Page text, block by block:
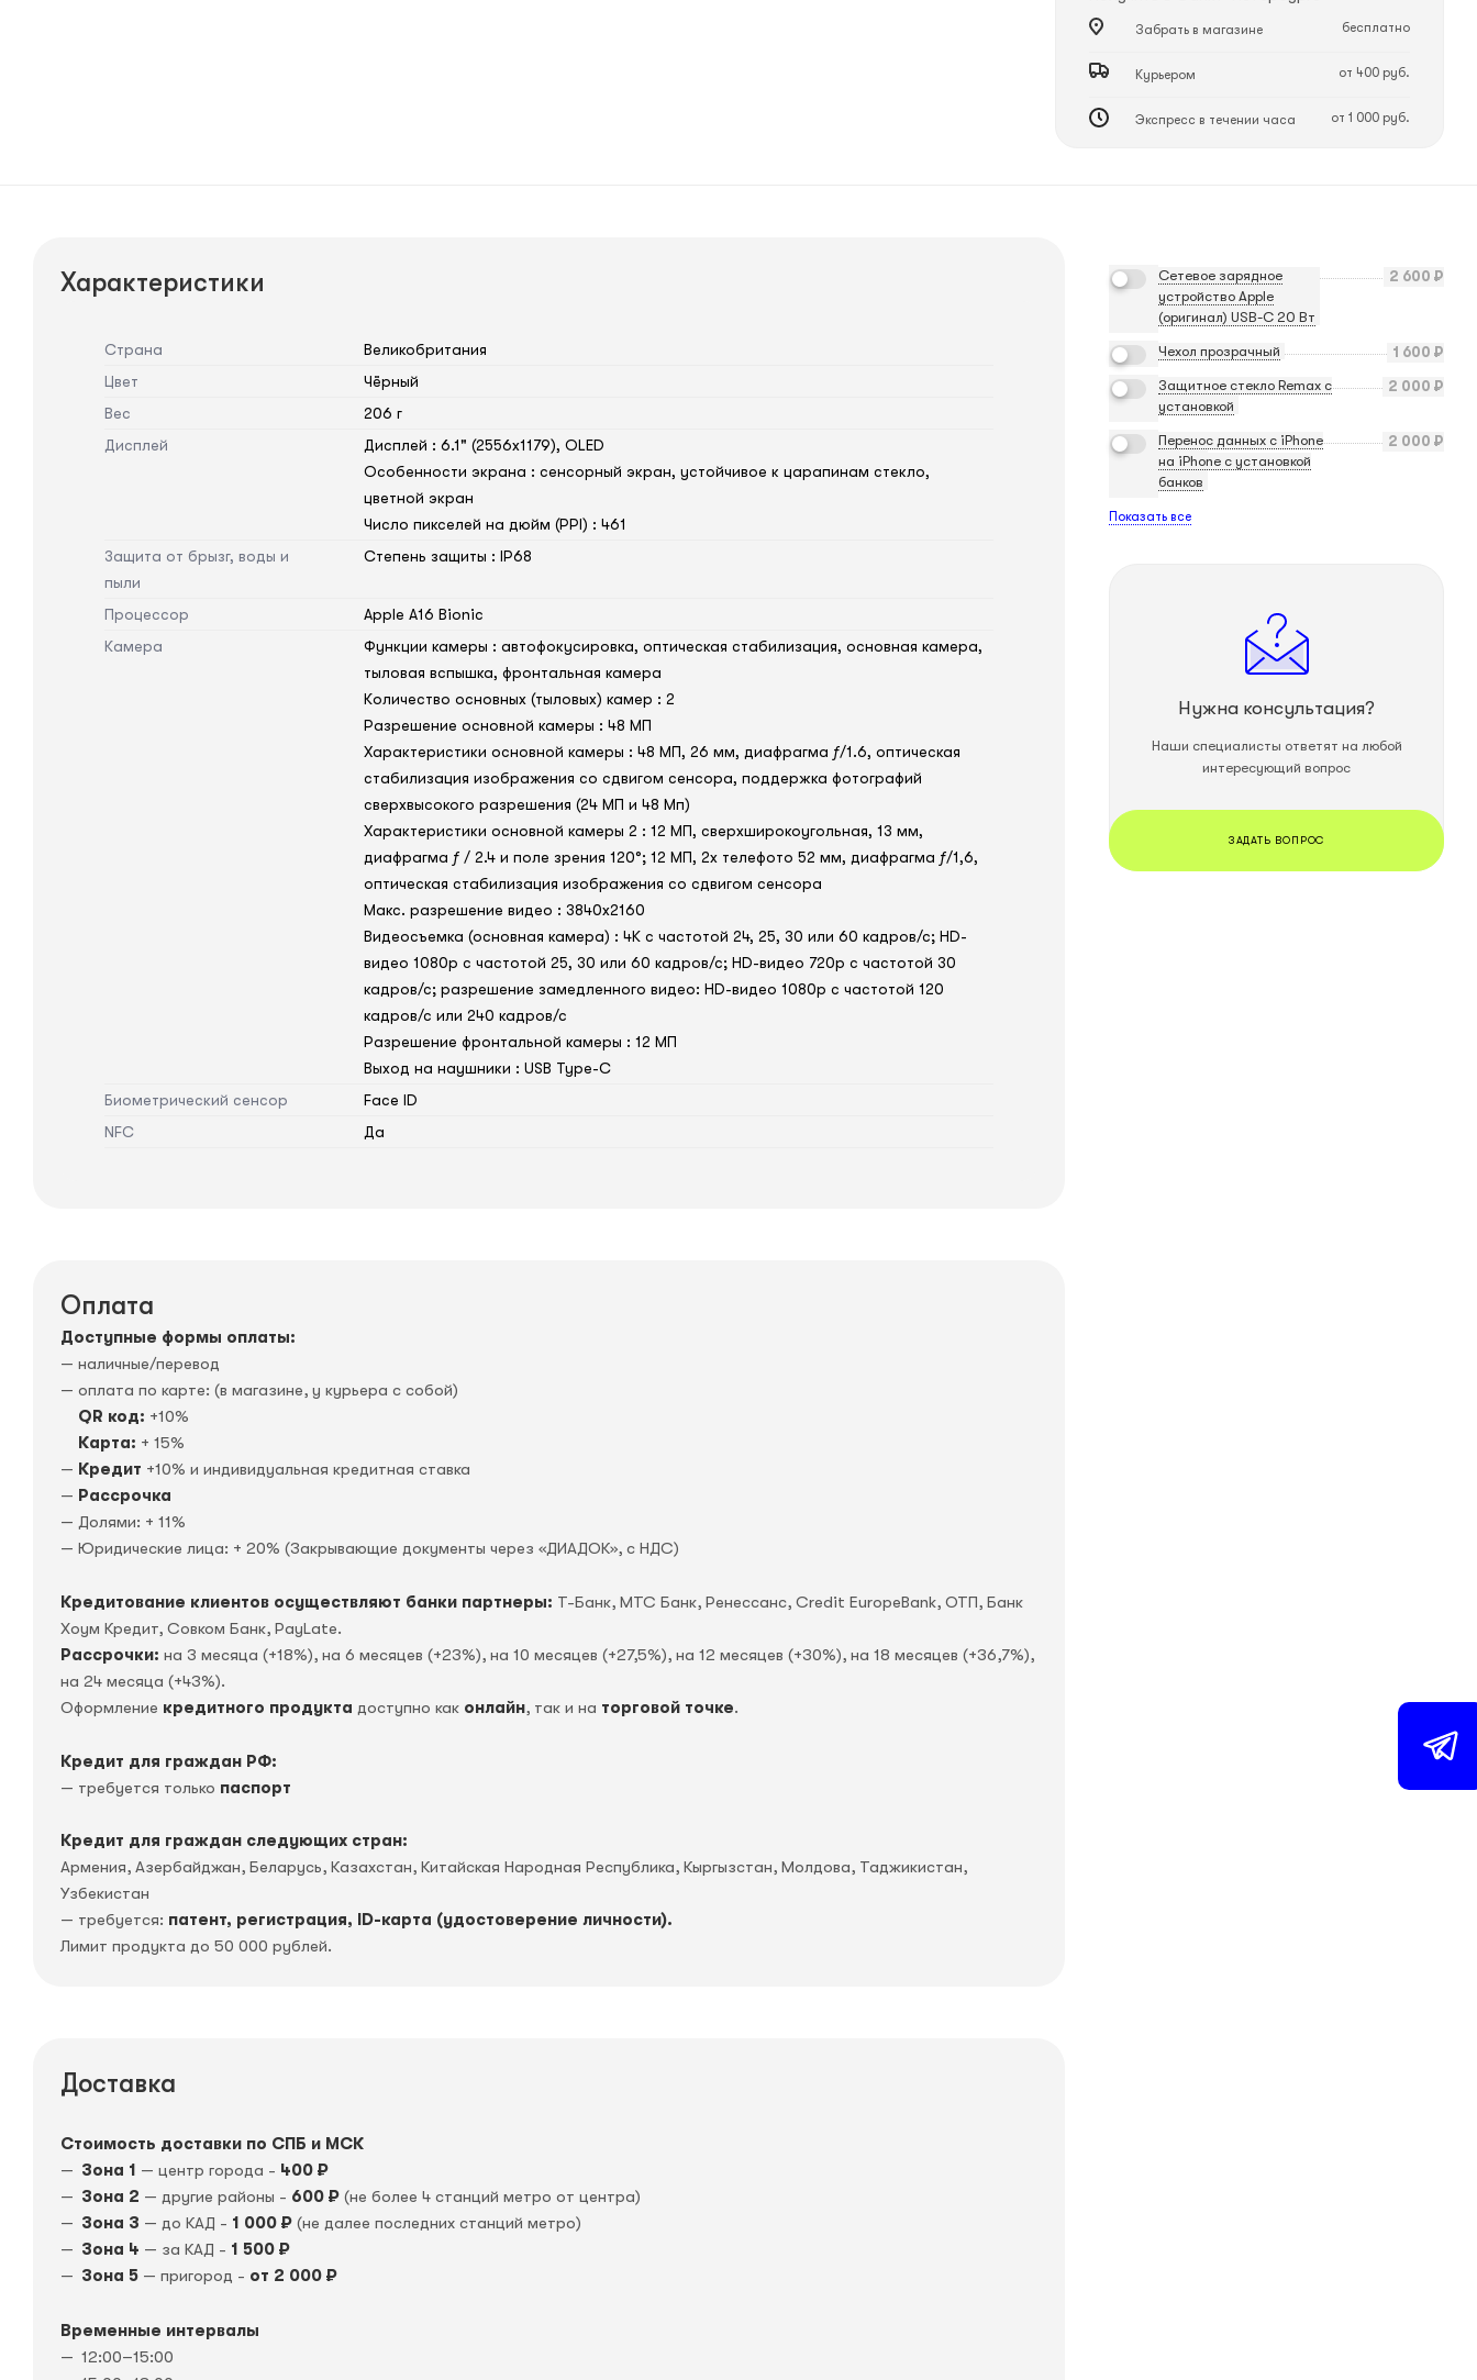
Забрать в магазине бесплатно
Курьером от 400 руб.
Экспресс в течении часа от 1 000 руб.
Характеристики
Страна
Великобритания
Цвет
Чёрный
Вес
206 г
Дисплей
Дисплей : 6.1" (2556x1179), OLED
Особенности экрана : сенсорный экран, устойчивое к царапинам стекло,
цветной экран
Число пикселей на дюйм (PPI) : 461
Защита от брызг, воды и
пыли
Степень защиты : IP68
Процессор
Apple A16 Bionic
Камера
Функции камеры : автофокусировка, оптическая стабилизация, основная камера,
тыловая вспышка, фронтальная камера
Количество основных (тыловых) камер : 2
Разрешение основной камеры : 48 МП
Характеристики основной камеры : 48 МП, 26 мм, диафрагма ƒ/1.6, оптическая
стабилизация изображения со сдвигом сенсора, поддержка фотографий
сверхвысокого разрешения (24 МП и 48 Мп)
Характеристики основной камеры 2 : 12 МП, сверхширокоугольная, 13 мм,
диафрагма ƒ / 2.4 и поле зрения 120°; 12 МП, 2x телефото 52 мм, диафрагма ƒ/1,6,
оптическая стабилизация изображения со сдвигом сенсора
Макс. разрешение видео : 3840x2160
Видеосъемка (основная камера) : 4K с частотой 24, 25, 30 или 60 кадров/ с; HD-
видео 1080p с частотой 25, 30 или 60 кадров/ с; HD-видео 720p с частотой 30
кадров/ с; разрешение замедленного видео: HD-видео 1080р c частотой 120
кадров/ с или 240 кадров/ с
Разрешение фронтальной камеры : 12 МП
Выход на наушники : USB Type-C
Биометрический сенсор
Face ID
NFC
Да
Оплата
Доступные формы оплаты:
— наличные/перевод
— оплата по карте: (в магазине, у курьера с собой)
QR код: +10%
Карта: + 15%
— Кредит +10% и индивидуальная кредитная ставка
— Рассрочка
— Долями: + 11%
— Юридические лица: + 20% (Закрывающие документы через «ДИАДОК», c НДС)
Кредитование клиентов осуществляют банки партнеры: Т-Банк, МТС Банк, Ренессанс, Credit EuropeBank, OTП, Банк
Хоум Кредит, Совком Банк, PayLate.
Рассрочки: на 3 месяца (+18%), на 6 месяцев (+23%), на 10 месяцев (+27,5%), на 12 месяцев (+30%), на 18 месяцев (+36,7%),
на 24 месяца (+43%).
Оформление кредитного продукта доступно как онлайн, так и на торговой точке.
Кредит для граждан РФ:
— требуется только паспорт
Кредит для граждан следующих стран:
Армения, Азербайджан, Беларусь, Казахстан, Китайская Народная Республика, Кыргызстан, Молдова, Таджикистан,
Узбекистан
— требуется: патент, регистрация, ID-карта (удостоверение личности).
Лимит продукта до 50 000 рублей.
Доставка
Стоимость доставки по СПБ и МСК
Зона 1 — центр города - 400 ₽
Зона 2 — другие районы - 600 ₽ (не более 4 станций метро от центра)
Зона 3 — до КАД - 1 000 ₽ (не далее последних станций метро)
Зона 4 — за КАД - 1 500 ₽
Зона 5 — пригород - от 2 000 ₽
Временные интервалы
12:00–15:00
Сетевое зарядное
устройство Apple
(оригинал) USB-C 20 Вт
2 600 ₽
Чехол прозрачный 1 600 ₽
Защитное стекло Remax с
установкой
2 000 ₽
Перенос данных с iPhone
на iPhone с установкой
банков
2 000 ₽
Показать все
Нужна консультация?
Наши специалисты ответят на любой
интересующий вопрос
ЗАДАТЬ ВОПРОС